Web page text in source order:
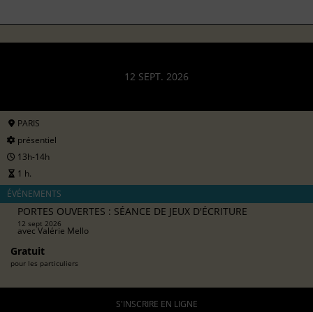
12 SEPT. 2026
PARIS
présentiel
13h-14h
1 h.
ÉVÉNEMENTS
PORTES OUVERTES : SÉANCE DE JEUX D'ÉCRITURE
12 sept 2026
avecValérie Mello
Gratuit
pour les particuliers
S'INSCRIRE EN LIGNE